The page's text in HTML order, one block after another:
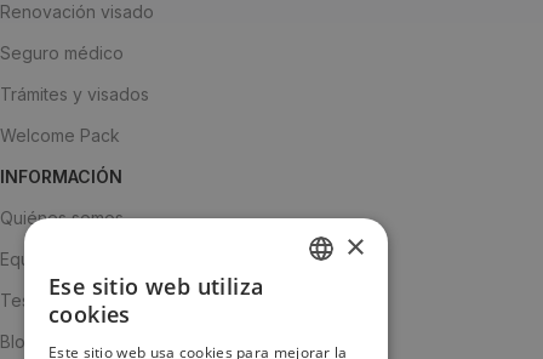
Renovación visado
Seguro médico
Trámites y visados
Welcome Pack
INFORMACIÓN
Quiénes somos
Equipo
Testimonios
Blog
×
Ese sitio web utiliza
cookies
Este sitio web usa cookies para mejorar la